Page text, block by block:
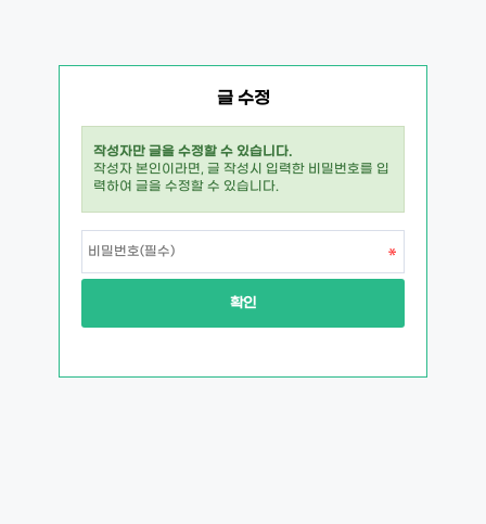
글 수정
작성자만 글을 수정할 수 있습니다.
작성자 본인이라면, 글 작성시 입력한 비밀번호를 입
력하여 글을 수정할 수 있습니다.
확인